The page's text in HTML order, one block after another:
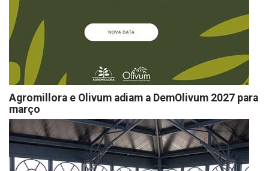
Agromillora e Olivum adiam a DemOlivum 2027 para
março